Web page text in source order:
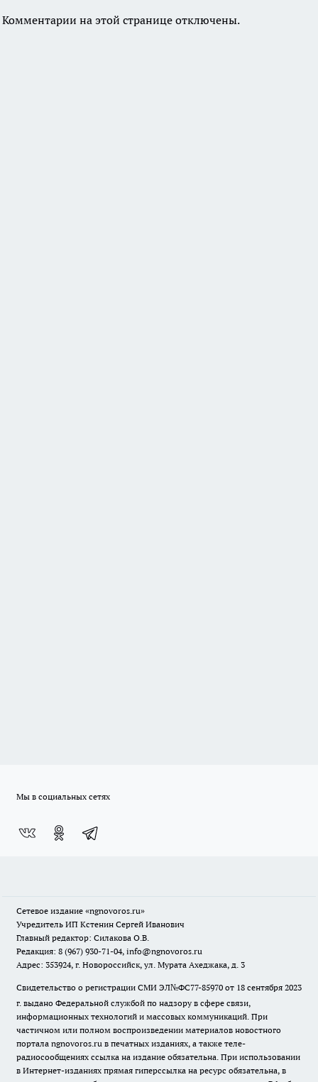
Комментарии на этой странице отключены.
Мы в социальных сетях
Сетевое издание «ngnovoros.ru»
Учредитель ИП Кстенин Сергей Иванович
Главный редактор: Силакова О.В.
Редакция: 8 (967) 930-71-04, info@ngnovoros.ru
Адрес: 353924, г. Новороссийск, ул. Мурата Ахеджака, д. 3
Свидетельство о регистрации СМИ ЭЛ№ФС77-85970 от 18 сентября 2023
г. выдано Федеральной службой по надзору в сфере связи,
информационных технологий и массовых коммуникаций. При
частичном или полном воспроизведении материалов новостного
портала ngnovoros.ru в печатных изданиях, а также теле-
радиосообщениях ссылка на издание обязательна. При использовании
в Интернет-изданиях прямая гиперссылка на ресурс обязательна, в